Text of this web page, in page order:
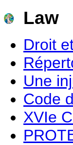
Law
Droit
Une
Code
XVIe